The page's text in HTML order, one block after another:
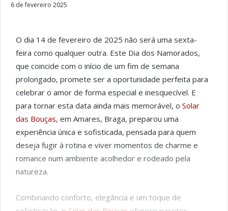
6 de fevereiro 2025
O dia 14 de fevereiro de 2025 não será uma sexta-
feira como qualquer outra. Este Dia dos Namorados,
que coincide com o início de um fim de semana
prolongado, promete ser a oportunidade perfeita para
celebrar o amor de forma especial e inesquecível. E
para tornar esta data ainda mais memorável, o Solar
das Bouças, em Amares, Braga, preparou uma
experiência única e sofisticada, pensada para quem
deseja fugir à rotina e viver momentos de charme e
romance num ambiente acolhedor e rodeado pela
natureza.
Combinando conforto, elegância e um toque de